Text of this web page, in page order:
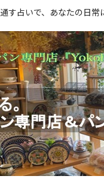
す占いで、あなたの日常